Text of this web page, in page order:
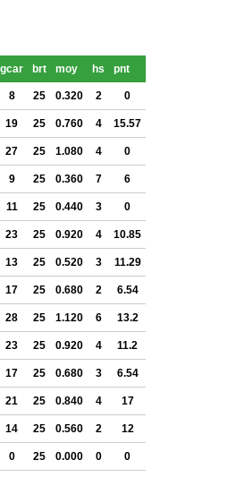
gcar brt moy hs pnt
8 25 0.320 2 0
19 25 0.760 4 15.57
27 25 1.080 4 0
9 25 0.360 7 6
11 25 0.440 3 0
23 25 0.920 4 10.85
13 25 0.520 3 11.29
17 25 0.680 2 6.54
28 25 1.120 6 13.2
23 25 0.920 4 11.2
17 25 0.680 3 6.54
21 25 0.840 4 17
14 25 0.560 2 12
0 25 0.000 0 0